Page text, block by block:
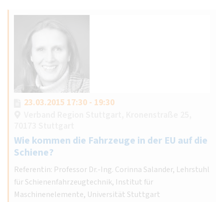
23.03.2015 17:30 - 19:30
Wie kommen die Fahrzeuge in der EU auf die
Schiene?
Referentin: Professor Dr.-Ing. Corinna Salander, Lehrstuhl
für Schienenfahrzeugtechnik, Institut für
Maschinenelemente, Universität Stuttgart